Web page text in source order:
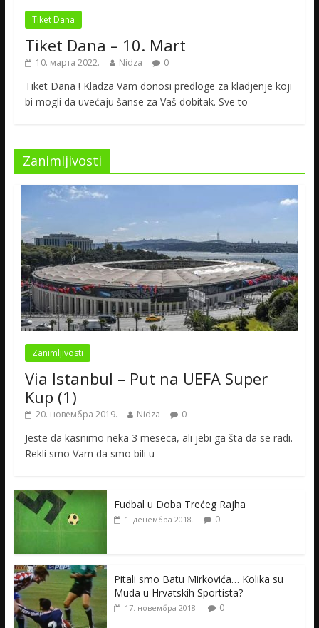
Tiket Dana
Tiket Dana – 10. Mart
10. марта 2022. Nidza 0
Tiket Dana ! Kladza Vam donosi predloge za kladjenje koji
bi mogli da uvećaju šanse za Vaš dobitak. Sve to
Zanimljivosti
Zanimljivosti
Via Istanbul – Put na UEFA Super
Kup (1)
20. новембра 2019. Nidza 0
Jeste da kasnimo neka 3 meseca, ali jebi ga šta da se radi.
Rekli smo Vam da smo bili u
Fudbal u Doba Trećeg Rajha
1. децембра 2018. 0
Pitali smo Batu Mirkovića… Kolika su
Muda u Hrvatskih Sportista?
17. новембра 2018. 0